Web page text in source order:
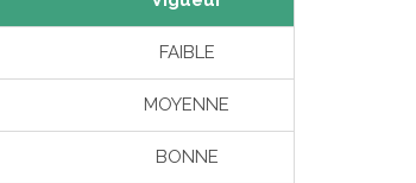
FAIBLE
MOYENNE
BONNE